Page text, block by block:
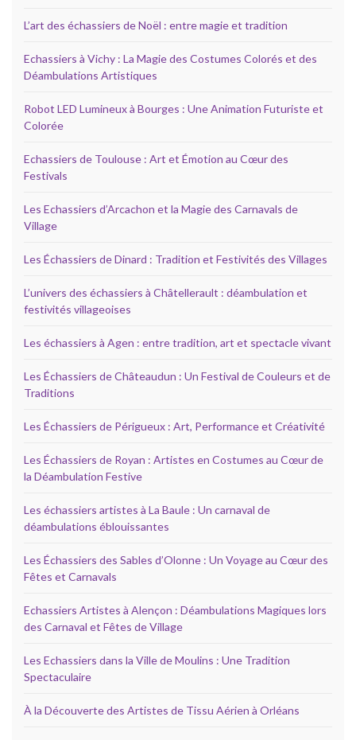
L’art des échassiers de Noël : entre magie et tradition
Echassiers à Vichy : La Magie des Costumes Colorés et des
Déambulations Artistiques
Robot LED Lumineux à Bourges : Une Animation Futuriste et
Colorée
Echassiers de Toulouse : Art et Émotion au Cœur des
Festivals
Les Echassiers d’Arcachon et la Magie des Carnavals de
Village
Les Échassiers de Dinard : Tradition et Festivités des Villages
L’univers des échassiers à Châtellerault : déambulation et
festivités villageoises
Les échassiers à Agen : entre tradition, art et spectacle vivant
Les Échassiers de Châteaudun : Un Festival de Couleurs et de
Traditions
Les Échassiers de Périgueux : Art, Performance et Créativité
Les Échassiers de Royan : Artistes en Costumes au Cœur de
la Déambulation Festive
Les échassiers artistes à La Baule : Un carnaval de
déambulations éblouissantes
Les Échassiers des Sables d’Olonne : Un Voyage au Cœur des
Fêtes et Carnavals
Echassiers Artistes à Alençon : Déambulations Magiques lors
des Carnaval et Fêtes de Village
Les Echassiers dans la Ville de Moulins : Une Tradition
Spectaculaire
À la Découverte des Artistes de Tissu Aérien à Orléans